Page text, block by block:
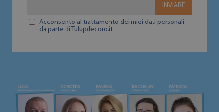
INVIARE
Acconsento al trattamento dei miei dati personali
da parte di Tulupdecoro.it